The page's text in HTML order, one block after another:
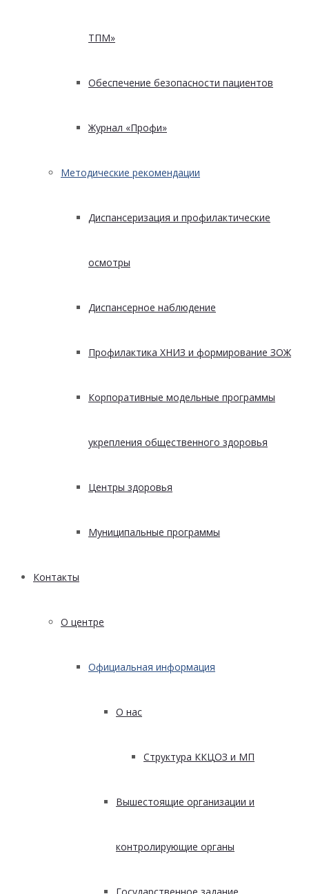
ТПМ»
Обеспечение безопасности пациентов
Журнал «Профи»
Методические рекомендации
Диспансеризация и профилактические
осмотры
Диспансерное наблюдение
Профилактика ХНИЗ и формирование ЗОЖ
Корпоративные модельные программы
укрепления общественного здоровья
Центры здоровья
Муниципальные программы
Контакты
О центре
Официальная информация
О нас
Структура ККЦОЗ и МП
Вышестоящие организации и
контролирующие органы